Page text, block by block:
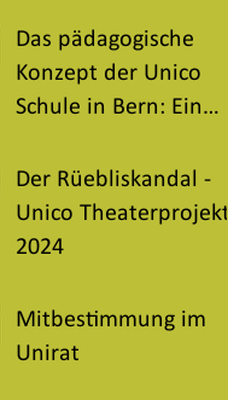
Das pädagogische
Konzept der Unico
Schule in Bern: Ein
für selbstbestimmtes
Lernen und
persönliche
Der Rüebliskandal -
Unico Theaterprojekt
2024
Mitbestimmung im
Unirat